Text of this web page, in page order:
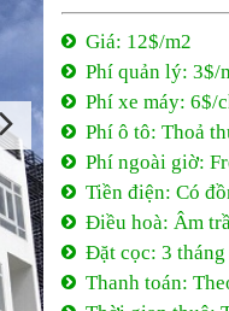
Giá: 12$/m2
Phí quản lý: 3$/
Phí xe máy: 6$/
Phí ô tô: Thoả
Phí ngoài giờ:
Tiền điện: Có
Điều hoà: Âm
Đặt cọc: 3 tháng
Thanh toán: